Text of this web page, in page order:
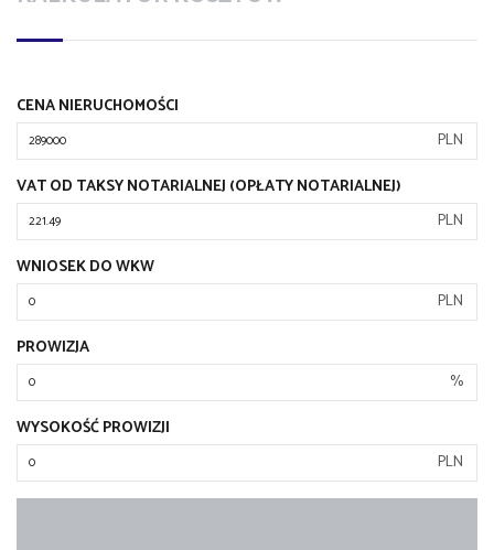
CENA NIERUCHOMOŚCI
PLN
VAT OD TAKSY NOTARIALNEJ (OPŁATY NOTARIALNEJ)
PLN
WNIOSEK DO WKW
PLN
PROWIZJA
%
WYSOKOŚĆ PROWIZJI
PLN